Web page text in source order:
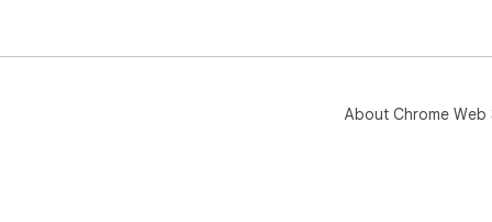
About Chrome Web